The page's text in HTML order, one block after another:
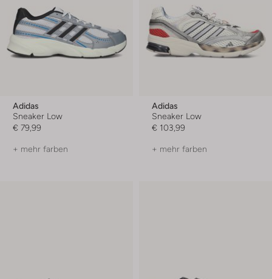
Adidas
Sneaker Low
€ 79,99
+ mehr farben
Adidas
Sneaker Low
€ 103,99
+ mehr farben